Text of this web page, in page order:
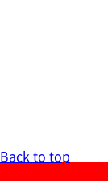
Back to top